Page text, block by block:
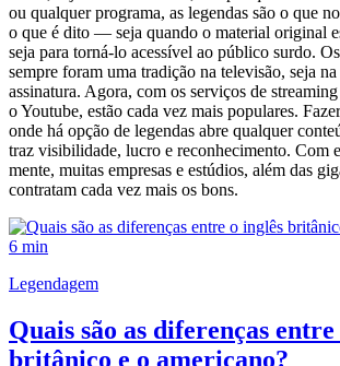
ou qualquer programa, as legendas são o que
o que é dito — seja quando o material original
seja para torná-lo acessível ao público surdo.
sempre foram uma tradição na televisão, seja
assinatura. Agora, com os serviços de
o Youtube, estão cada vez mais populares.
onde há opção de legendas abre qualquer
traz visibilidade, lucro e reconhecimento. Com
mente, muitas empresas e estúdios, além das
contratam cada vez mais os bons.
6 min
Legendagem
Quais são as diferenças
britânico e o americano?